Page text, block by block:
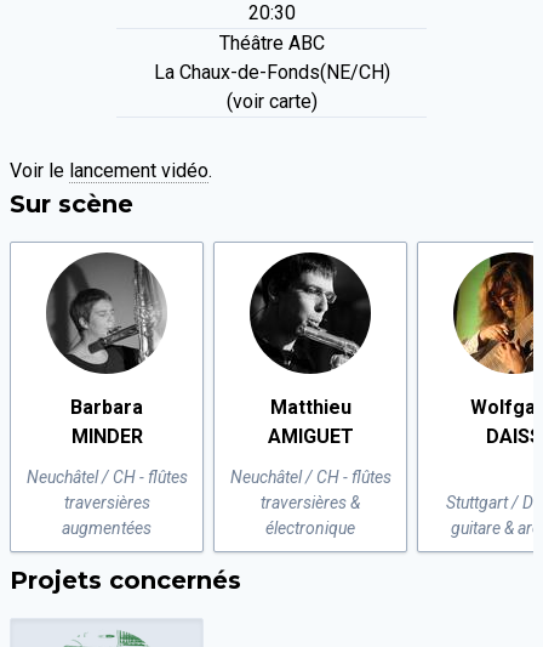
20:30
Théâtre ABC
La Chaux-de-Fonds(NE/CH)
(voir carte)
Voir le lancement vidéo.
Sur scène
Barbara
MINDER
Neuchâtel / CH - flûtes
traversières
augmentées
Matthieu
AMIGUET
Neuchâtel / CH - flûtes
traversières &
électronique
DAISS
Stuttgart / D
guitare &
Projets concernés